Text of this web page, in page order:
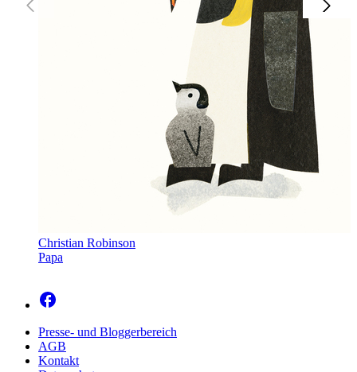
Christian Robinson
Papa
Presse- und Bloggerbereich
AGB
Kontakt